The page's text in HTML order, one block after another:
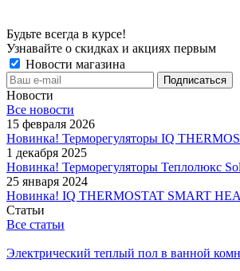
Будьте всегда в курсе!
Узнавайте о скидках и акциях первым
Новости магазина
Новости
Все новости
15 февраля 2026
Новинка! Терморегуляторы IQ
1 декабря 2025
Новинка! Терморегуляторы Теплолюкс
25 января 2024
Новинка! IQ THERMOSTAT SMART
Статьи
Все статьи
Электрический теплый пол в ванной